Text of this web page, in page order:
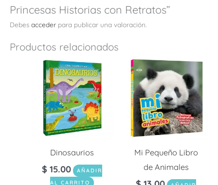
Princesas Historias con Retratos”
Debes acceder para publicar una valoración.
Productos relacionados
Dinosaurios
$ 15.00
AÑADIR
AL CARRITO
Mi Pequeño Libro
de Animales